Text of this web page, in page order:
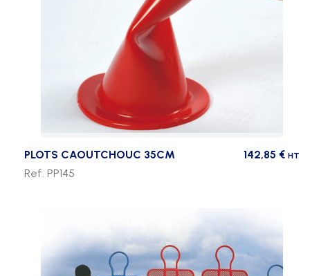
PLOTS CAOUTCHOUC 35CM 142,85 € HT
Ref. PP145